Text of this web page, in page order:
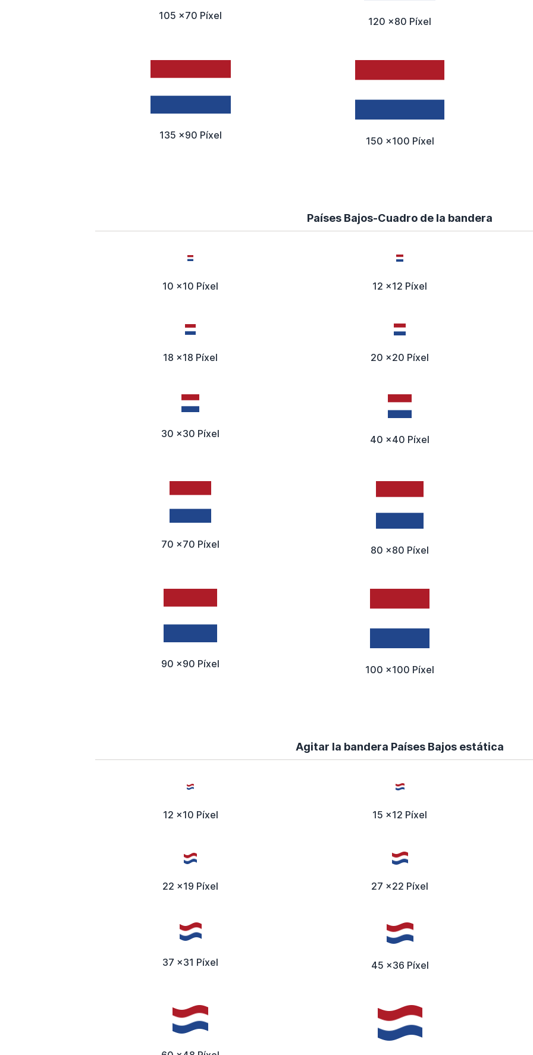
105 x70 Píxel 120 x80 Píxel
135 x90 Píxel 150 x100 Píxel
Países Bajos-Cuadro de la bandera
10 x10 Píxel 12 x12 Píxel
18 x18 Píxel 20 x20 Píxel
30 x30 Píxel 40 x40 Píxel
70 x70 Píxel 80 x80 Píxel
90 x90 Píxel 100 x100 Píxel
Agitar la bandera Países Bajos estática
12 x10 Píxel 15 x12 Píxel
22 x19 Píxel 27 x22 Píxel
37 x31 Píxel 45 x36 Píxel